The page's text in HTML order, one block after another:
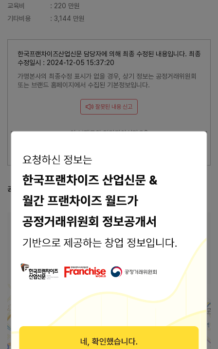
교육비
: 220 만원
기타비용
: 3,144 만원
한국프랜차이즈산업신문 담당자에 의해 최종 수정된 내용입니다. 최종
수정일시 : 2024-12-05 15:37:20
가맹본사의 최종수정 표시가 없을 경우, 상기 정보는 공정거래위원회
또는 브랜드 홈페이지에서 수집된 기본정보입니다.
잘못된 내용 신고
이 브랜드의 담당자이신가요?
공정거래위원회 등록 정보
본사 안내
본사상호 (주)비앤비몬스터푸드